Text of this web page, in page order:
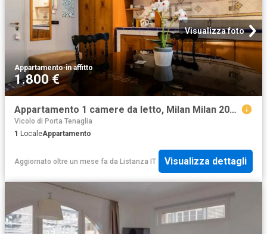
Visualizza foto
Appartamento·in affitto
1.800 €
Appartamento 1 camere da letto, Milan Milan 20145 DS86670733
Vicolo di Porta Tenaglia
1 LocaleAppartamento
Aggiornato oltre un mese fa da Listanza IT Visualizza dettagli